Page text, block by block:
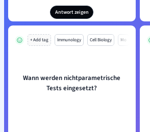
Antwort zeigen
+ Add tag Immunology Cell Biology Mo
Wann werden nichtparametrische
Tests eingesetzt?